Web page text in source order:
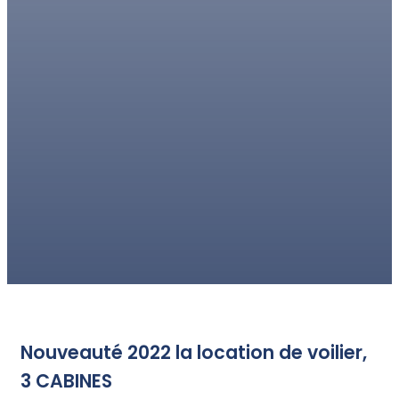
Nouveauté 2022 la location de voilier,
3 CABINES